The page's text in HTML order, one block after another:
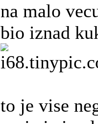
na malo
bio iznad
to je vise